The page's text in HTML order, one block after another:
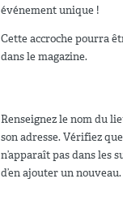
événement unique !
Cette accroche pourra
dans le magazine.
Renseignez le nom du
son adresse. Vérifiez
n’apparaît pas dans les
d’en ajouter un nouveau.